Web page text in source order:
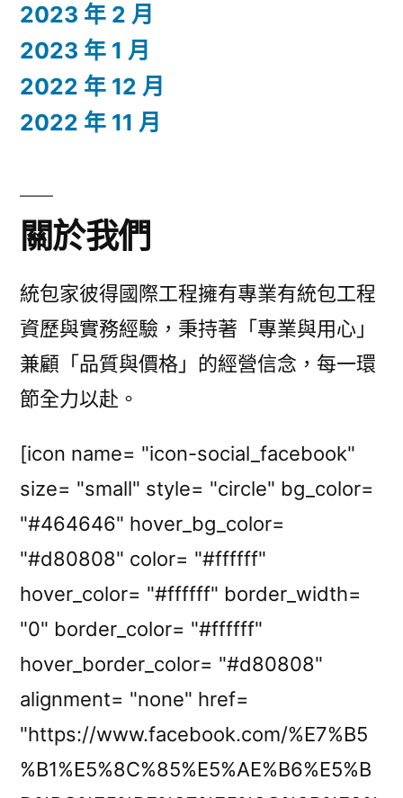
2023 年 2 月
2023 年 1 月
2022 年 12 月
2022 年 11 月
關於我們
統包家彼得國際工程擁有專業有統包工程
資歷與實務經驗，秉持著「專業與用心」
兼顧「品質與價格」的經營信念，每一環
節全力以赴。
[icon name= "icon-social_facebook"
size= "small" style= "circle" bg_color=
"#464646" hover_bg_color=
"#d80808" color= "#ffffff"
hover_color= "#ffffff" border_width=
"0" border_color= "#ffffff"
hover_border_color= "#d80808"
alignment= "none" href=
"https://www.facebook.com/%E7%B5
%B1%E5%8C%85%E5%AE%B6%E5%B